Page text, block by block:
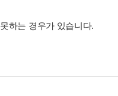
하는 경우가 있습니다.